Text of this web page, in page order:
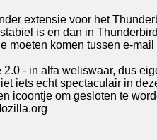
extensie voor het
is en dan in
komen tussen e-
- in alfa weliswaar, dus
iets echt spectaculair in
om gesloten te